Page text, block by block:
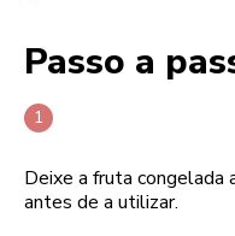
Passo a
Deixe a fruta
antes de a utilizar.